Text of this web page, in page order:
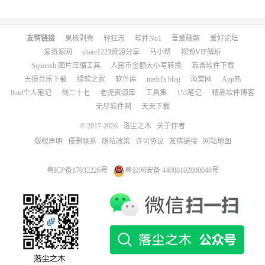
友情链接 果核剥壳 轻狂志 软件No1 吾爱破解
爱好论坛
爱资源网
share1223资源分享 马小帮
视频VIP解析
Squoosh 图片压缩工具
人民币金额大小写转换
靠谱软件下载
无损音乐下载
绿软之家 软件库 mefcl's blog 海棠网
App热
8uid个人笔记
剑二十七 老虎资源库 工具集 155笔记
精品软件博客
无尽软件网
天天下载
© 2017-2026 落尘之木
关于作者
版权声明
侵删联系 隐私政策 许可协议 友情链接 网站地图
粤ICP备17032226号 粤公网安备 44088102000048号